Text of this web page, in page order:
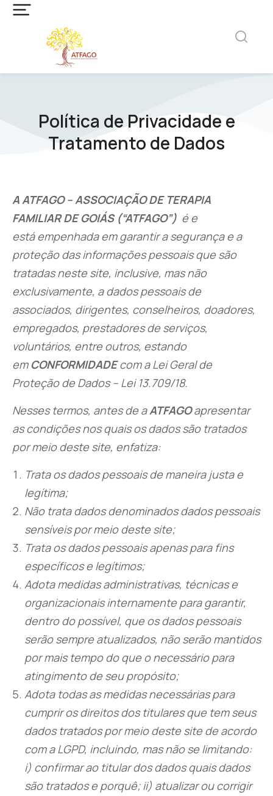
Política de Privacidade e
Tratamento de Dados
A ATFAGO – ASSOCIAÇÃO DE TERAPIA
FAMILIARDE GOIÁS (“ATFAGO”) é e
está empenhada em garantir a segurança e a
proteção das informações pessoais que são
tratadas neste site, inclusive, mas não
exclusivamente, a dados pessoais de
associados, dirigentes, conselheiros, doadores,
empregados, prestadores de serviços,
voluntários, entre outros, estando
em CONFORMIDADEcom a Lei Geral de
Proteção de Dados – Lei 13.709/18.
Nesses termos, antes de aATFAGOapresentar
as condições nos quais os dados são tratados
por meio deste site, enfatiza:
Trata os dados pessoais de maneira justa e
legítima;
Não trata dados denominados dados pessoais
sensíveis por meio deste site;
Trata os dados pessoais apenas para fins
específicos e legítimos;
Adota medidas administrativas, técnicas e
organizacionais internamente para garantir,
dentro do possível, que os dados pessoais
serão sempre atualizados, não serão mantidos
por mais tempo do que o necessário para
atingimento de seu propósito;
Adota todas as medidas necessárias para
cumprir os direitos dos titulares que tem seus
dados tratados por meio deste site de acordo
com a LGPD, incluindo, mas não se limitando:
i) confirmar ao titular dos dados quais dados
são tratados e porquê; ii) atualizar ou corrigir